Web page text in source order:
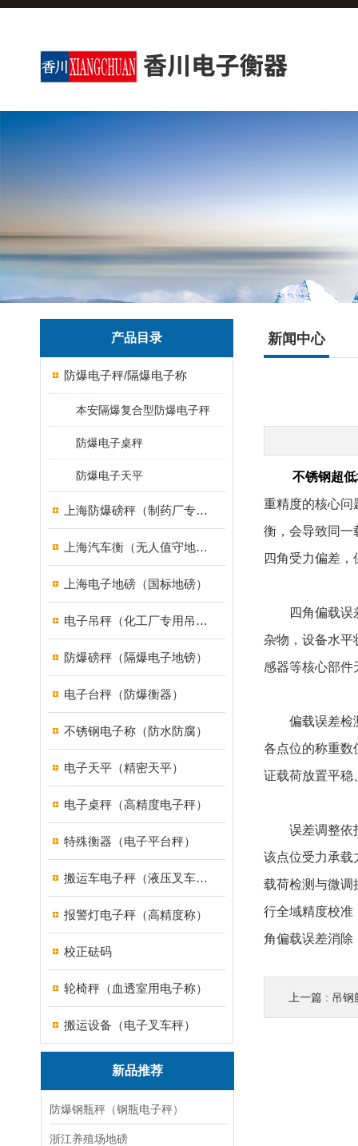
产品目录
防爆电子秤/隔爆电子称
本安隔爆复合型防爆电子秤
防爆电子桌秤
防爆电子天平
上海防爆磅秤（制药厂专用）
上海汽车衡（无人值守地磅）
上海电子地磅（国标地磅）
电子吊秤（化工厂专用吊秤）
防爆磅秤（隔爆电子地镑）
电子台秤（防爆衡器）
不锈钢电子称（防水防腐）
电子天平（精密天平）
电子桌秤（高精度电子秤）
特殊衡器（电子平台秤）
搬运车电子秤（液压叉车电子称）
报警灯电子秤（高精度称）
校正砝码
轮椅秤（血透室用电子称）
搬运设备（电子叉车秤）
新品推荐
防爆钢瓶秤（钢瓶电子秤）
浙江养殖场地磅
新闻中心
不锈钢超
重精度的核心问
衡，会导致同一
四角受力偏差
四角偏载误差
杂物，设备水平
感器等核心部件
偏载误差检测
各点位的称重数
证载荷放置平稳
误差调整依
该点位受力承载
载荷检测与微调
行全域精度校准
角偏载误差消除
上一篇 : 吊钢